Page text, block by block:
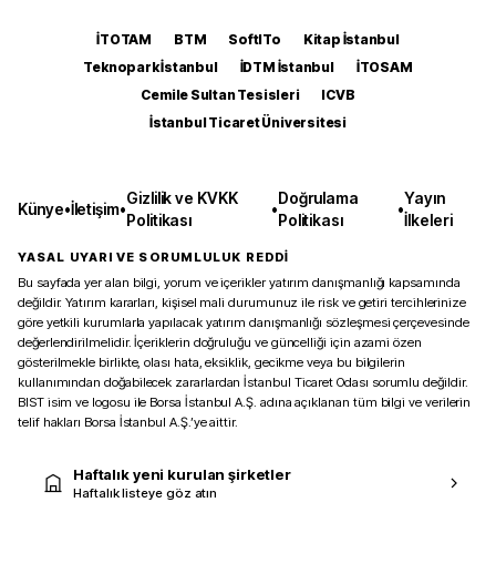
İTOTAM BTM SoftITo
Kitap İstanbul
Teknopark İstanbul
İDTM İstanbul
İTOSAM
Cemile Sultan Tesisleri
ICVB
İstanbul Ticaret Üniversitesi
Künye•İletişim•
Gizlilik ve KVKK
Politikası
•
Doğrulama
Politikası
•
Yayın
İlkeleri
YASAL UYARI VE SORUMLULUK REDDİ
Bu sayfada yer alan bilgi, yorum ve içerikler yatırım danışmanlığı kapsamında
değildir. Yatırım kararları, kişisel mali durumunuz ile risk ve getiri tercihlerinize
göre yetkili kurumlarla yapılacak yatırım danışmanlığı sözleşmesi çerçevesinde
değerlendirilmelidir. İçeriklerin doğruluğu ve güncelliği için azami özen
gösterilmekle birlikte, olası hata, eksiklik, gecikme veya bu bilgilerin
kullanımından doğabilecek zararlardan İstanbul Ticaret Odası sorumlu değildir.
BIST isim ve logosu ile Borsa İstanbul A.Ş. adına açıklanan tüm bilgi ve verilerin
telif hakları Borsa İstanbul A.Ş.’ye aittir.
Haftalık yeni kurulan şirketler
Haftalık listeye göz atın